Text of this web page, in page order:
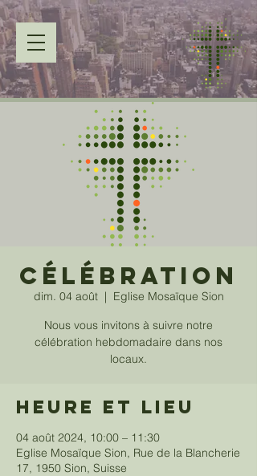
Célébration
dim. 04 août
  |
Eglise Mosaïque Sion
Nous vous invitons à suivre notre
célébration hebdomadaire dans nos
locaux.
Heure et lieu
04 août 2024, 10:00 – 11:30
Eglise Mosaïque Sion, Rue de la Blancherie
17, 1950 Sion, Suisse